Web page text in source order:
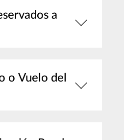
a
o Vuelo del